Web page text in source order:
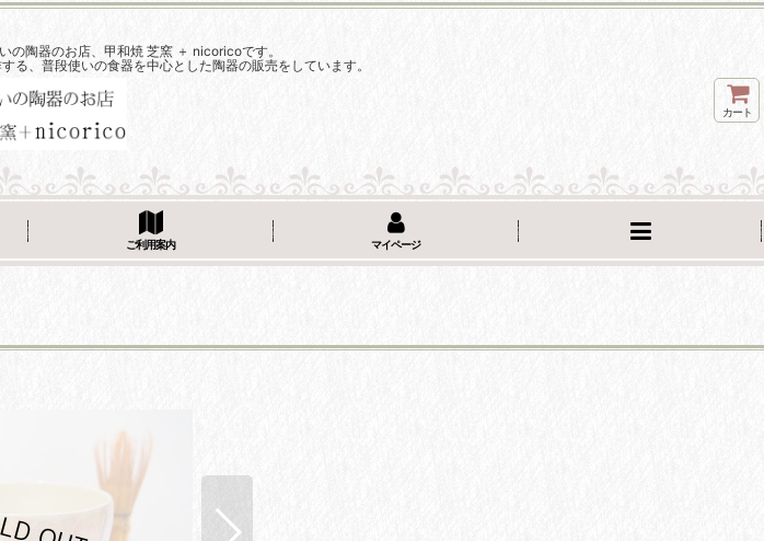
陶器のお店、甲和焼 芝窯 ＋ nicoricoです。
る、普段使いの食器を中心とした陶器の販売をしています。
カート
ご利用案内 マイページ